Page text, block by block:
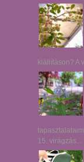
kiállításon? A
15. virágzás...